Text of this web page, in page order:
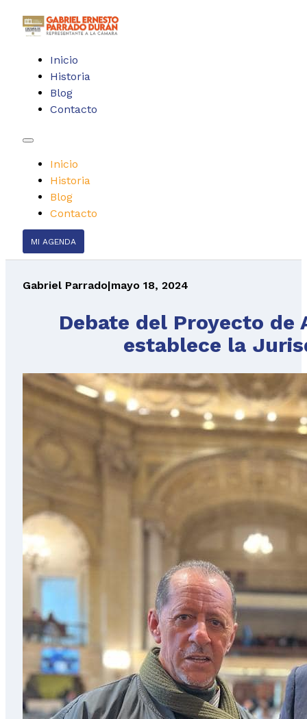
Inicio
Historia
Blog
Contacto
Inicio
Historia
Blog
Contacto
MI AGENDA
Gabriel Parrado|mayo 18, 2024
Debate del Proyecto de
establece la